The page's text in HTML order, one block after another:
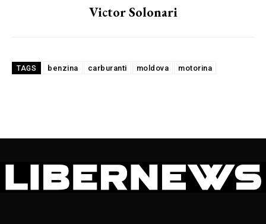
Victor Solonari
TAGS benzina carburanti moldova motorina